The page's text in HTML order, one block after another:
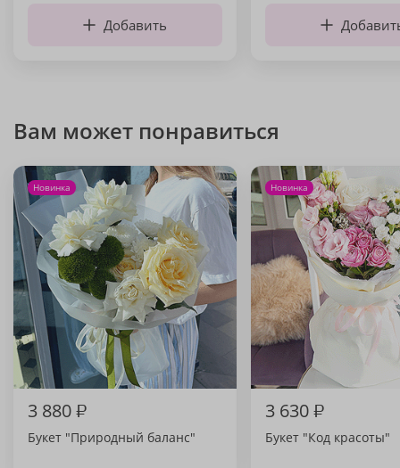
Добавить
Вам может понравиться
Новинка
3 880₽
Букет "Природный баланс"
Новинка
3 630₽
Букет "Код красоты"